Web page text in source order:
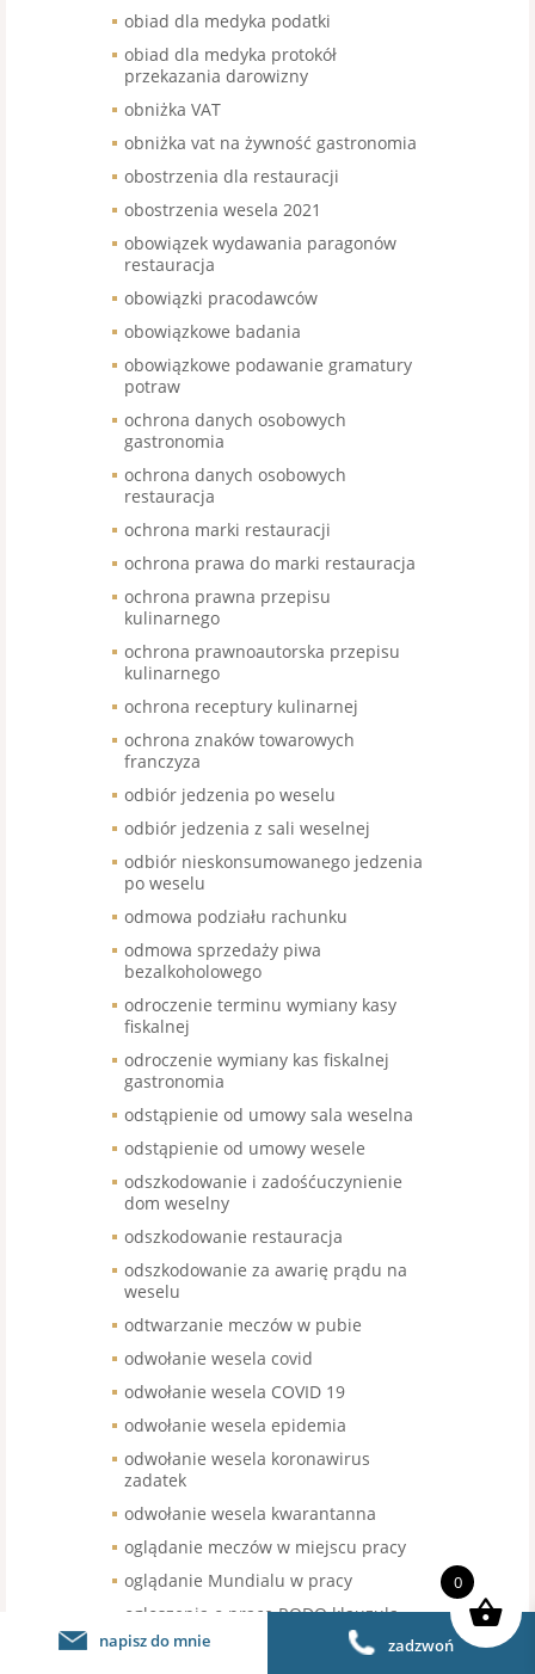
obiad dla medyka podatki
obiad dla medyka protokół
przekazania darowizny
obniżka VAT
obniżka vat na żywność gastronomia
obostrzenia dla restauracji
obostrzenia wesela 2021
obowiązek wydawania paragonów
restauracja
obowiązki pracodawców
obowiązkowe badania
obowiązkowe podawanie gramatury
potraw
ochrona danych osobowych
gastronomia
ochrona danych osobowych
restauracja
ochrona marki restauracji
ochrona prawa do marki restauracja
ochrona prawna przepisu
kulinarnego
ochrona prawnoautorska przepisu
kulinarnego
ochrona receptury kulinarnej
ochrona znaków towarowych
franczyza
odbiór jedzenia po weselu
odbiór jedzenia z sali weselnej
odbiór nieskonsumowanego jedzenia
po weselu
odmowa podziału rachunku
odmowa sprzedaży piwa
bezalkoholowego
odroczenie terminu wymiany kasy
fiskalnej
odroczenie wymiany kas fiskalnej
gastronomia
odstąpienie od umowy sala weselna
odstąpienie od umowy wesele
odszkodowanie i zadośćuczynienie
dom weselny
odszkodowanie restauracja
odszkodowanie za awarię prądu na
weselu
odtwarzanie meczów w pubie
odwołanie wesela covid
odwołanie wesela COVID 19
odwołanie wesela epidemia
odwołanie wesela koronawirus
zadatek
odwołanie wesela kwarantanna
oglądanie meczów w miejscu pracy
oglądanie Mundialu w pracy
ogłoszenia o pracę RODO klauzula
ogródki letnie
napisz do mnie zadzwoń
0